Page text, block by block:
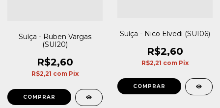
Suíça - Ruben Vargas
(SUI20)
R$2,60
R$2,21 com Pix
Suíça - Nico Elvedi (SUI06)
R$2,60
R$2,21 com Pix